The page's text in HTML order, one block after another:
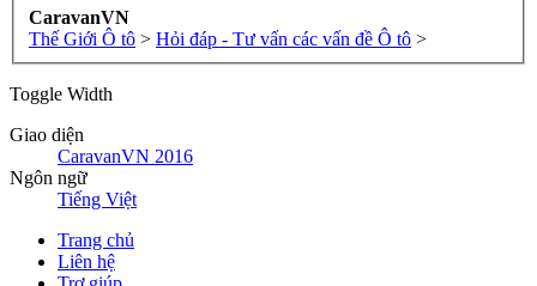
CaravanVN
Thế Giới Ô tô > Hỏi đáp - Tư vấn các vấn đề Ô tô >
Toggle Width
Giao diện
CaravanVN 2016
Ngôn ngữ
Tiếng Việt
Trang chủ
Liên hệ